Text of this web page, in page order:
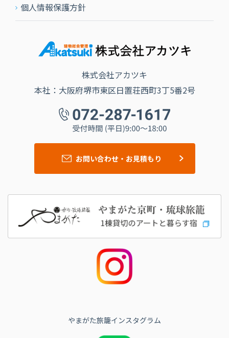
株式会社アカツキ
本社：大阪府堺市東区日置荘西町3丁5番2号
お問い合わせ・お見積もり
やまがた旅籠インスタグラム
個人情報保護方針